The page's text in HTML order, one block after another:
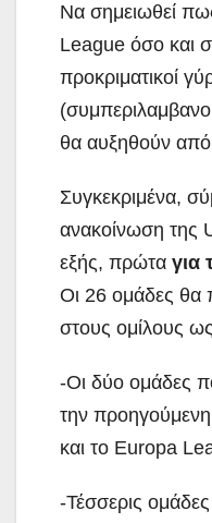
Να σημειωθεί
League όσο και
προκριματικοί
θα αυξηθούν από
Συγκεκριμένα,
ανακοίνωση της
εξής, πρώτα για
Οι 26 ομάδες θα
στους ομίλους
-Οι δύο ομάδες
την
και το Europa
-Τέσσερις